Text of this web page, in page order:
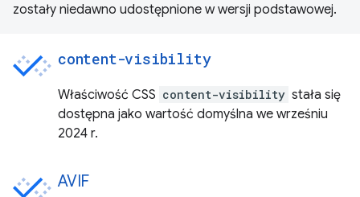
zostały niedawno udostępnione w wersji podstawowej.
content-visibility
Właściwość CSS content-visibility stała się
dostępna jako wartość domyślna we wrześniu
2024 r.
AVIF